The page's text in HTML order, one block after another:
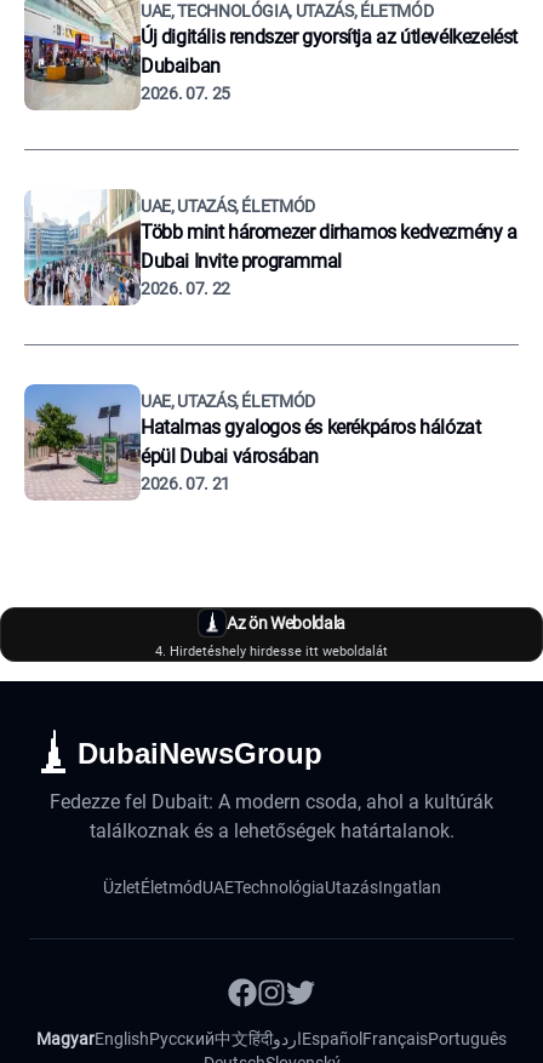
UAE, TECHNOLÓGIA, UTAZÁS, ÉLETMÓD
Új digitális rendszer gyorsítja az útlevélkezelést
Dubaiban
2026. 07. 25
UAE, UTAZÁS, ÉLETMÓD
Több mint háromezer dirhamos kedvezmény a
Dubai Invite programmal
2026. 07. 22
UAE, UTAZÁS, ÉLETMÓD
Hatalmas gyalogos és kerékpáros hálózat
épül Dubai városában
2026. 07. 21
Az ön Weboldala
4. Hirdetéshely hirdesse itt weboldalát
DubaiNewsGroup
Fedezze fel Dubait: A modern csoda, ahol a kultúrák
találkoznak és a lehetőségek határtalanok.
ÜzletÉletmódUAETechnológiaUtazásIngatlan
MagyarEnglishРусский中文हिंदीاردوEspañol FrançaisPortuguês